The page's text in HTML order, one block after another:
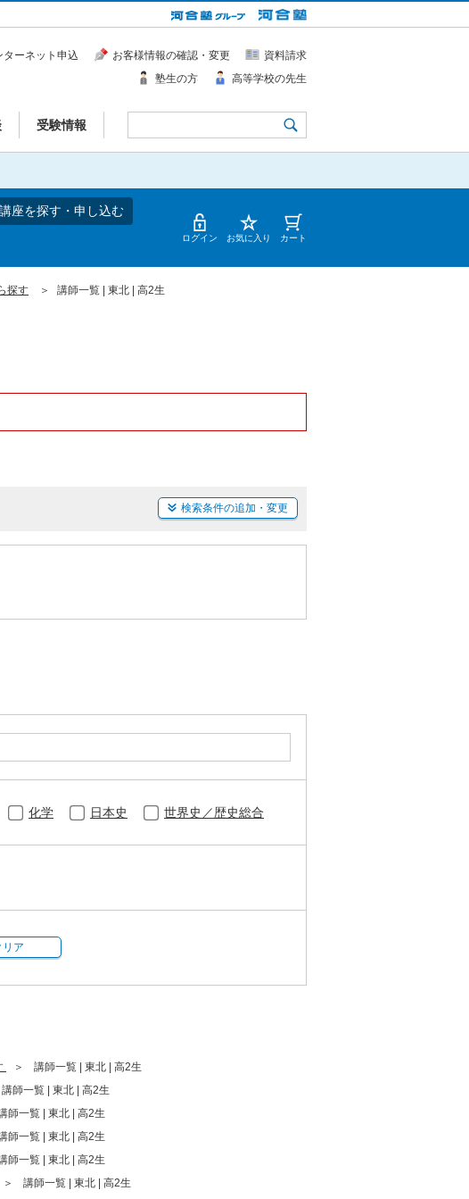
受験情報
ターネット申込 お客様情報の確認・変更
資料請求
塾生の方
高等学校の先生
講座を探す・申し込む
ログイン お気に入り カート
探す 講師一覧 | 東北 | 高2生
検索条件の追加・変更
化学 日本史 世界史／歴史総合
リア
講師一覧 | 東北 | 高2生
講師一覧 | 東北 | 高2生
師一覧 | 東北 | 高2生
師一覧 | 東北 | 高2生
師一覧 | 東北 | 高2生
講師一覧 | 東北 | 高2生